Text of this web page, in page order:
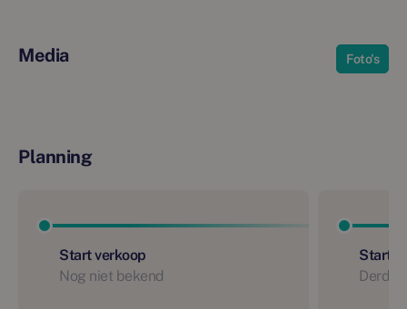
Media Foto's
Planning
Start verkoop
Nog niet bekend
Start
Derde